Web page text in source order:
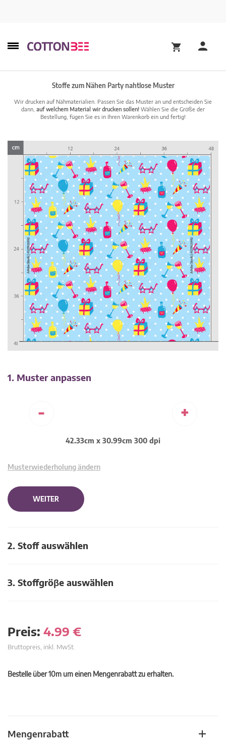
Stoffe zum Nähen Party nahtlose Muster
Wir drucken auf Nähmaterialien. Passen Sie das Muster an und entscheiden Sie
dann, auf welchem Material wir drucken sollen! Wählen Sie die Größe der
Bestellung, fügen Sie es in Ihren Warenkorb ein und fertig!
1. Muster anpassen
- +
42.33cm x 30.99cm 300 dpi
Musterwiederholung ändern
WEITER
2. Stoff auswählen
3. Stoffgröβe auswählen
Preis: 4.99 €
Bruttopreis, inkl. MwSt.
Bestelle über 10m um einen Mengenrabatt zu erhalten.
Mengenrabatt